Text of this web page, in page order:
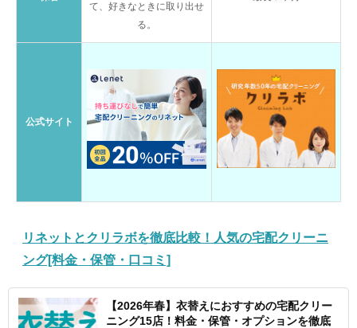
て、好きなときに取り出せ
る。
公式サイト
リネットとクリラボを徹底比較！人気の宅配クリーニ
ング[料金・保管・口コミ]
【2026年春】衣替えにおすすめの宅配クリー
ニング15店！料金・保管・オプションを徹底